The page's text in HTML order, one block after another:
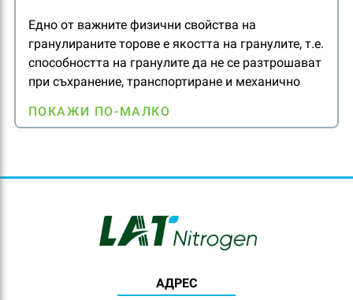
Едно от важните физични свойства на
гранулираните торове е якостта на гранулите, т.е.
способността на гранулите да не се разтрошават
при съхранение, транспортиране и механично
В зависимост от височината на стифиране
се разпадат под тежестта на торбите. Гранулите
ПОКАЖИ ПО-МАЛКО
АДРЕС